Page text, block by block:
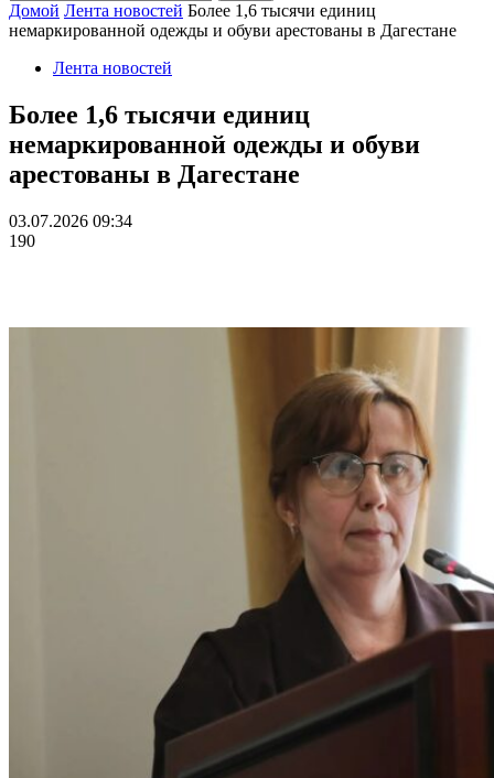
Домой Лента новостей Более 1,6 тысячи единиц
немаркированной одежды и обуви арестованы в Дагестане
Лента новостей
Более 1,6 тысячи единиц
немаркированной одежды и обуви
арестованы в Дагестане
03.07.2026 09:34
190